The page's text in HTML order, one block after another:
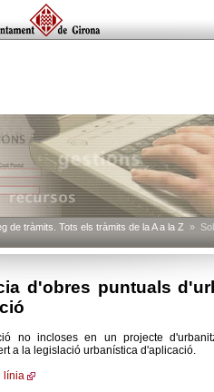
de tràmits. Tots els tràmits de la A a la Z »
d'obres puntuals
no incloses en un projecte
a la legislació urbanística d'aplicació.
línia